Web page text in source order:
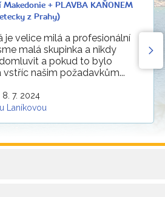
Makedonie + PLAVBA KAŇONEM
z Prahy)
je velice milá a profesionální
malá skupinka a nikdy
a pokud to bylo
našim požadavkům...
8. 7. 2024
Laníkovou